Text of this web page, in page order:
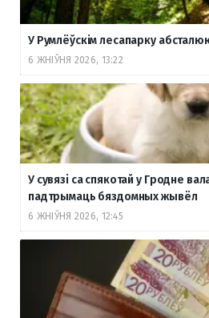
У Румлёўскім лесапарку
6 ЖНІЎНЯ 2026, 13:22
У сувязі са спякотай у Гродне
падтрымаць бяздомных жывёл
6 ЖНІЎНЯ 2026, 12:45